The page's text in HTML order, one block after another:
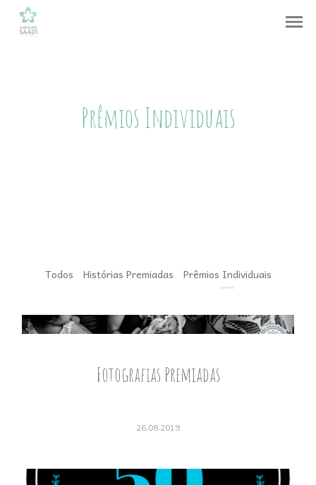
menu
Prêmios Individuais
Todos Histórias Premiadas Prêmios Individuais
Fotografias Premiadas
26.08.2019